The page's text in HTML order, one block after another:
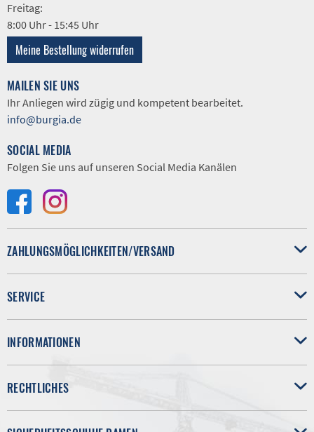
Freitag:
8:00 Uhr - 15:45 Uhr
Meine Bestellung widerrufen
MAILEN SIE UNS
Ihr Anliegen wird zügig und kompetent bearbeitet.
info@burgia.de
SOCIAL MEDIA
Folgen Sie uns auf unseren Social Media Kanälen
ZAHLUNGSMÖGLICHKEITEN/VERSAND
SERVICE
INFORMATIONEN
RECHTLICHES